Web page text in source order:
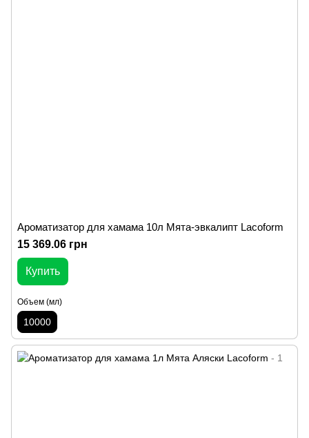
Ароматизатор для хамама 10л Мята-эвкалипт Lacoform
15 369.06 грн
Купить
Объем (мл)
10000